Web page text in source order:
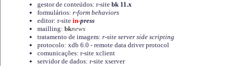
gestor de conteúdos: r-site bk 11.x
formulários: r-form behaviors
editor: r-site in-press
mailling: bknews
tratamento de imagem: r-site server side scripting
protocolo: xdb 6.0 - remote data driver protocol
comunicações: r-site xclient
servidor de dados: r-site xserver